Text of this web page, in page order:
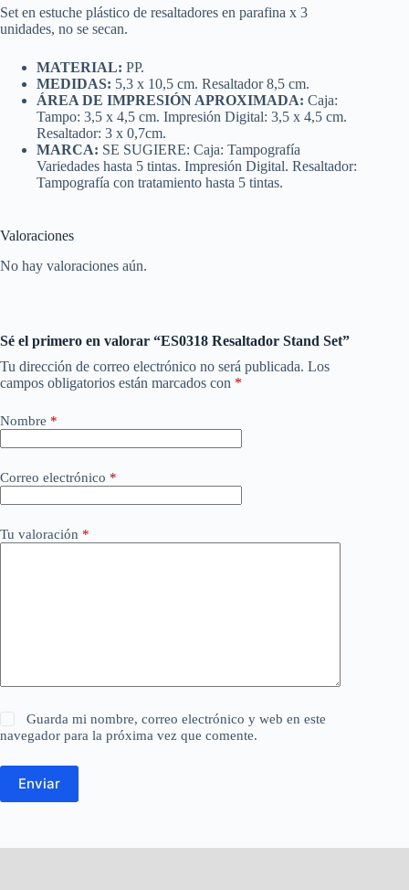
Set en estuche plástico de resaltadores en parafina x 3
unidades, no se secan.
MATERIAL: PP.
MEDIDAS: 5,3 x 10,5 cm. Resaltador 8,5 cm.
ÁREA DE IMPRESIÓN APROXIMADA: Caja:
Tampo: 3,5 x 4,5 cm. Impresión Digital: 3,5 x 4,5 cm.
Resaltador: 3 x 0,7cm.
MARCA: SE SUGIERE: Caja: Tampografía
Variedades hasta 5 tintas. Impresión Digital. Resaltador:
Tampografía con tratamiento hasta 5 tintas.
Valoraciones
No hay valoraciones aún.
Sé el primero en valorar “ES0318 Resaltador Stand Set”
Tu dirección de correo electrónico no será publicada. Los
campos obligatorios están marcados con *
Nombre *
Correo electrónico *
Tu valoración *
Guarda mi nombre, correo electrónico y web en este
navegador para la próxima vez que comente.
Enviar